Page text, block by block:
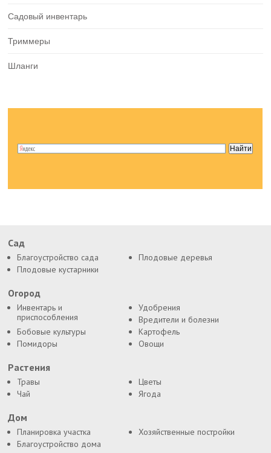
Садовый инвентарь
Триммеры
Шланги
Сад
Благоустройство сада
Плодовые деревья
Плодовые кустарники
Огород
Инвентарь и
приспособления
Удобрения
Вредители и болезни
Бобовые культуры
Картофель
Помидоры
Овощи
Растения
Травы
Цветы
Чай
Ягода
Дом
Планировка участка
Хозяйственные постройки
Благоустройство дома